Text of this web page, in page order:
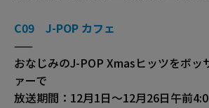
C09 J-POP カフェ
——
おなじみのJ-POP Xmasヒッツをボッ
ァーで
放送期間：12月1日〜12月26日午前